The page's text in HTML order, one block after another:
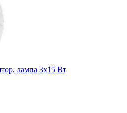
лампа 3х15 Вт